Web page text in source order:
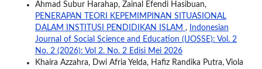
Ahmad Subur Harahap, Zainal Efendi Hasibuan,
PENERAPAN TEORI KEPEMIMPINAN SITUASIONAL
DALAM INSTITUSI PENDIDIKAN ISLAM ,
Indonesian
Journal of Social Science and Education (IJOSSE): Vol. 2
No. 2 (2026): Vol 2. No. 2 Edisi Mei 2026
Khaira Azzahra, Dwi Afria Yelda, Hafiz Randika Putra, Viola